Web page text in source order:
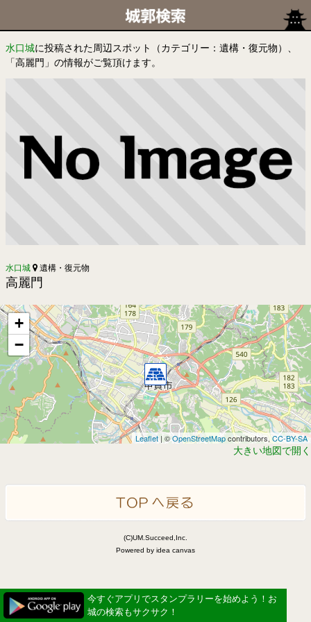
水口城に投稿された周辺スポット（カテゴリー：遺構・復元物）、
「高麗門」の情報がご覧頂けます。
水口城 遺構・復元物
高麗門
+
−
Leaflet | ©OpenStreetMapcontributors,CC-BY-SA
大きい地図で開く
(C)UM.Succeed,Inc.
Powered by idea canvas
今すぐアプリでスタンプラリーを始めよう！お
城の検索もサクサク！